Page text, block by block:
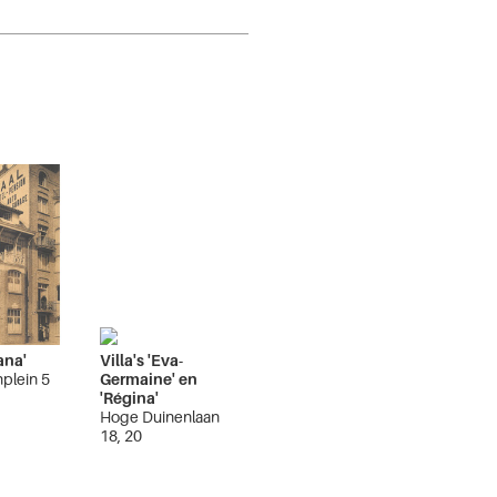
5
Villa's 'Eva-
Germaine' en
'Régina'
Hoge Duinenlaan
18, 20